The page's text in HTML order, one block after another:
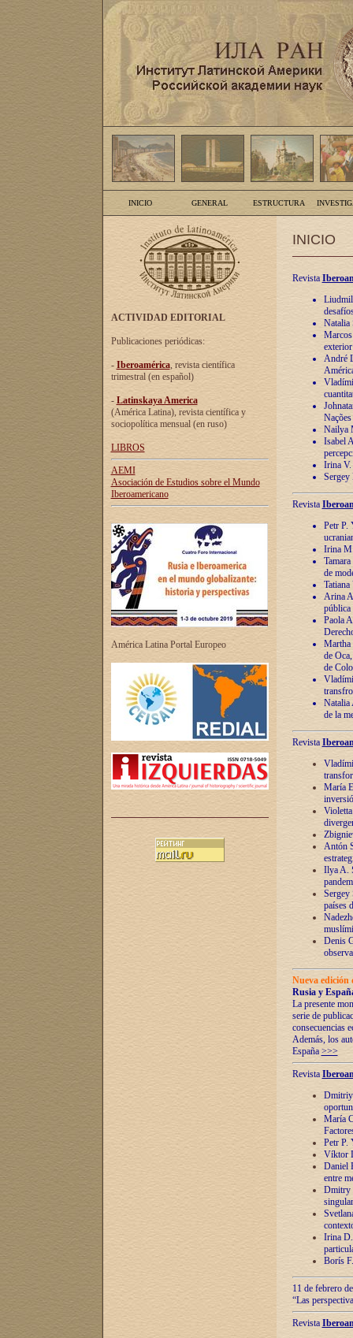
INICIO GENERAL ESTRUCTURA
ACTIVIDAD EDITORIAL
Publicaciones periódicas:
- Iberoamérica, revista científica
trimestral (en español)
- Latinskaya America
(América Latina), revista científica y
sociopolítica mensual (en ruso)
LIBROS
AEMI
Asociación de Estudios sobre el Mundo
Iberoamericano
América Latina Portal Europeo
INICIO
Revista
Natalia
André
Nailya
Isabel
Irina V.
Sergey
Revista
Petr P.
Irina
de
Arina
pública
Paola
Martha
de
de
Natalia
de la
Revista
María
Antón
Ilya A.
Sergey
países
Denis
Nueva
Rusia y
La presente
serie de
consecuencias
Además, los
España >>>
Revista
Dmitriy
María
Petr P.
Víktor
Daniel
entre
Dmitry
Irina
Borís
11 de febrero
“Las
Revista